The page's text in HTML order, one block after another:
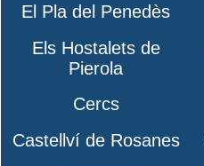
El Pla del Penedès
Els Hostalets de
Pierola
Cercs
Castellví de Rosanes